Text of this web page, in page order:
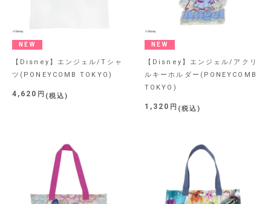
NEW
【Disney】エンジェル/Tシャ
ツ(PONEYCOMB TOKYO)
4,620 税込
NEW
【Disney】エンジェル/アクリ
ルキーホルダー(PONEYCOMB
TOKYO)
1,320 税込